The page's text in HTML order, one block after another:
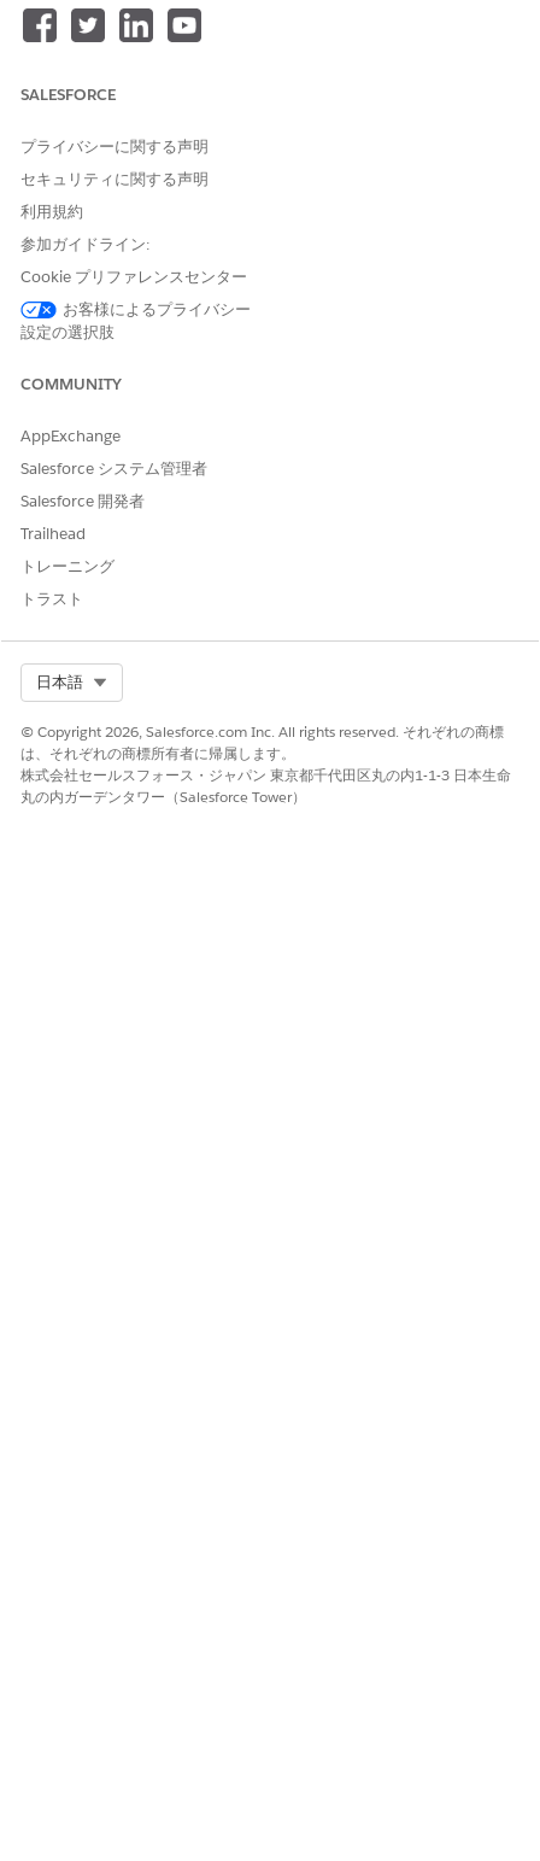
サポートされるフロー種別
リストトリガーフロー
レコード条件トリガーフロー
オートメーションイベントトリガーフロー
有効化トリガーフロー
オンデマンドフロー
ブロードキャストフロー
SALESFORCE
プライバシーに関する声明
セキュリティに関する声明
利用規約
参加ガイドライン:
Cookie プリファレンスセンター
お客様によるプライバシー
設定の選択肢
COMMUNITY
AppExchange
Salesforce システム管理者
Salesforce 開発者
Trailhead
トレーニング
トラスト
日本語
© Copyright 2026, Salesforce.com Inc. All rights reserved. それぞれの商標
は、それぞれの商標所有者に帰属します。
株式会社セールスフォース・ジャパン 東京都千代田区丸の内1-1-3 日本生命
丸の内ガーデンタワー（Salesforce Tower）